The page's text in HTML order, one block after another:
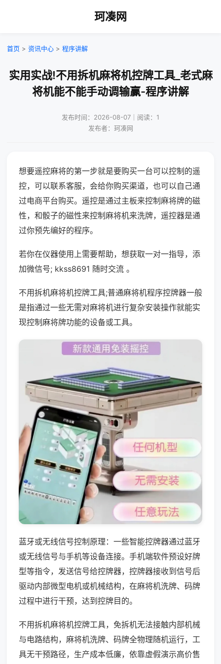
珂凑网
首页 > 资讯中心 > 程序讲解
实用实战!不用拆机麻将机控牌工具_老式麻
将机能不能手动调输赢-程序讲解
发布时间：2026-08-07｜阅读：1
发布者：珂凑网
想要遥控麻将的第一步就是要购买一台可以控制的遥
控，可以联系客服，会给你购买渠道，也可以自己通
过电商平台购买。遥控是通过主板来控制麻将牌的磁
性，和骰子的磁性来控制麻将机来洗牌，遥控器是通
过你预先编好的程序。
若你在仪器使用上需要帮助，想获取一对一指导，添
加微信号; kkss8691 随时交流 。
不用拆机麻将机控牌工具;普通麻将机程序控牌器一般
是指通过一些无需对麻将机进行复杂安装操作就能实
现控制麻将牌功能的设备或工具。
蓝牙或无线信号控制原理：一些智能控牌器通过蓝牙
或无线信号与手机等设备连接。手机端软件预设好牌
型等指令，发送信号给控牌器，控牌器接收到信号后
驱动内部微型电机或机械结构，在麻将机洗牌、码牌
过程中进行干预，达到控牌目的。
不用拆机麻将机控牌工具，免拆机无法接触内部机械
与电路结构，麻将机洗牌、码牌全物理随机运行，工
具无干预路径，生产成本低廉，依靠虚假演示高价售